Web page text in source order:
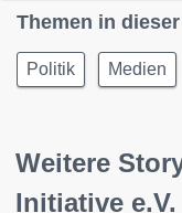
Themen in
Politik Medien
Weitere
Initiative e.V.